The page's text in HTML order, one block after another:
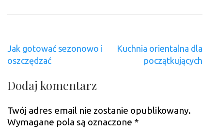
Nawigacja
wpisu
Jak gotować sezonowo i
oszczędzać
Kuchnia orientalna dla
początkujących
Dodaj komentarz
Twój adres email nie zostanie opublikowany.
Wymagane pola są oznaczone *